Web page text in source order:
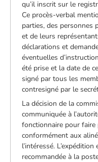
qu’il inscrit sur le
Ce procès-verbal
parties, des personnes
et de leurs
déclarations et
éventuelles
été prise et la date de
signé par tous les
contresigné par le
La décision de la
communiquée à
fonctionnaire pour faire
conformément aux
l’intéressé.
recommandée à la